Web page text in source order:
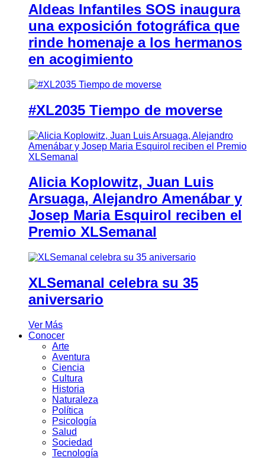
Aldeas Infantiles SOS inaugura
una exposición fotográfica que
rinde homenaje a los hermanos
en acogimiento
#XL2035 Tiempo de moverse
Alicia Koplowitz, Juan Luis
Arsuaga, Alejandro Amenábar y
Josep Maria Esquirol reciben el
Premio XLSemanal
XLSemanal celebra su 35
aniversario
Ver Más
Conocer
Arte
Aventura
Ciencia
Cultura
Historia
Naturaleza
Política
Psicología
Salud
Sociedad
Tecnología